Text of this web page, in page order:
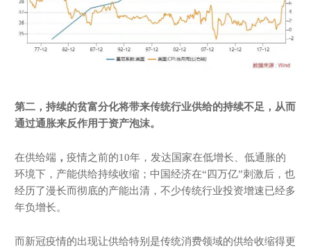
第二，持续的贫富分化将带来传统行业供给的持续不足，从而
通过通胀来反作用于资产泡沫。
在供给端 ，疫情之前的10年，发达国家在低增长、低通胀的
环境下，产能供给持续收缩；中国经济在“四万亿”刺激后，也
经历了漫长而彻底的产能出清，不少传统行业投资增速已经多
年负增长。
而新冠疫情的出现让供给特别是传统消费领域的供给收缩得更